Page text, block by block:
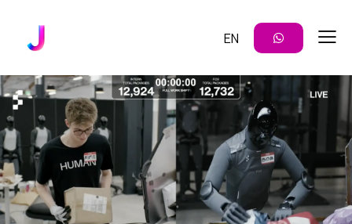
EN
企業 AI 應用 洞見